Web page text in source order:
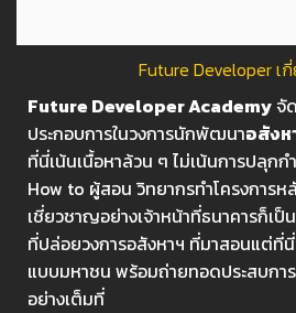
Future Developer เกี่
Future Developer Academyจั
ประกอบการในวงการนักพัฒนาอสัง
ที่นี่เน้นเนื้อหาล้วน ๆ ไม่เน้นการปลุกก
How to ผู้สอน วิทยากรทำโครงการ
เชี่ยวชาญอย่างเจ้าหน้าที่ธนาคารก็เ
ที่ปล่อยวงการอสังหาฯ ที่มาสอนแต่ที่
แบบมหาชน พร้อมถ่ายทอดประสบกา
อย่างเต็มที่